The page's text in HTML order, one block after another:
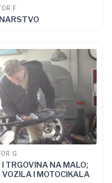
F
G
TRGOVINA NA MALO;
I MOTOCIKALA